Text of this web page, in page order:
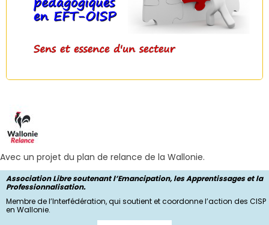
Avec un projet du plan de relance de la Wallonie.
Association Libre soutenant l’Emancipation, les Apprentissages et la
Professionnalisation.
Membre de l’Interfédération, qui soutient et coordonne l’action des CISP
en Wallonie.